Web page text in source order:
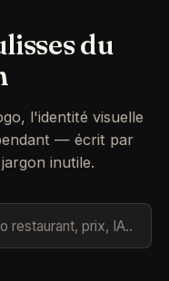
du
l'identité visuelle
— écrit par
inutile.